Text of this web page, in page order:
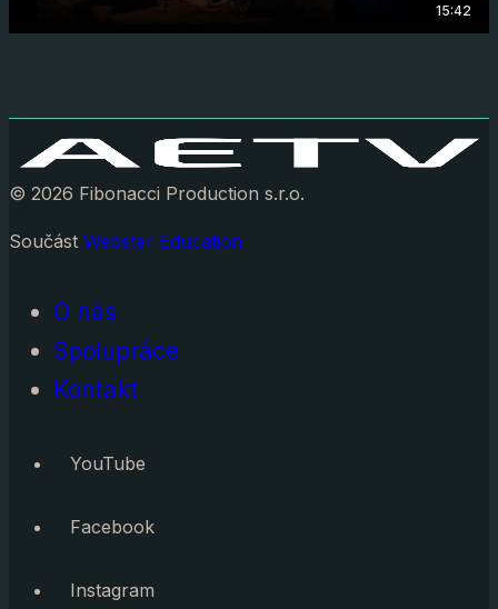
15:42
© 2026 Fibonacci Production s.r.o.
Součást Webster Education
O nás
Spolupráce
Kontakt
YouTube
Facebook
Instagram